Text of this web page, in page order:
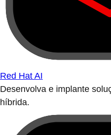
Red Hat AI
Desenvolva e implante
híbrida.